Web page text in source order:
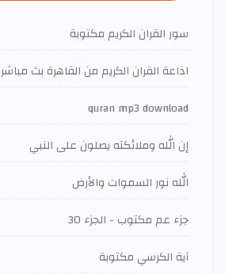
سور القران الكريم مكتوبة
اذاعة القران الكريم من القاهرة بث مباشر
quran mp3 download
إن الله وملائكته يصلون على النبي
الله نور السموات والأرض
جزء عم مكتوب - الجزء 30
آية الكرسي مكتوبة